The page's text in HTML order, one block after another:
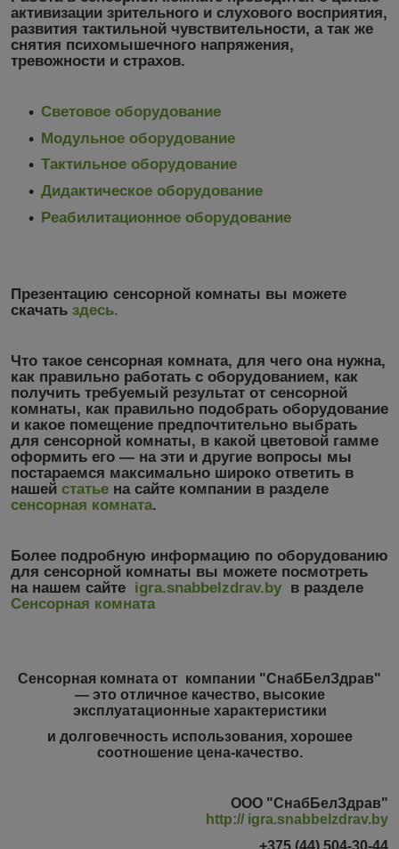
активизации зрительного и слухового восприятия,
развития тактильной чувствительности, а так же
снятия психомышечного напряжения,
тревожности и страхов.
Световое оборудование
Модульное оборудование
Тактильное оборудование
Дидактическое оборудование
Реабилитационное оборудование
Презентацию сенсорной комнаты вы можете
скачать здесь.
Что такое сенсорная комната, для чего она нужна,
как правильно работать с оборудованием, как
получить требуемый результат от сенсорной
комнаты, как правильно подобрать оборудование
и какое помещение предпочтительно выбрать
для сенсорной комнаты, в какой цветовой гамме
оформить его ― на эти и другие вопросы мы
постараемся максимально широко ответить в
нашей статье на сайте компании в разделе
сенсорная комната.
Более подробную информацию по оборудованию
для сенсорной комнаты вы можете посмотреть
на нашем сайте igra.snabbelzdrav.by в разделе
Сенсорная комната
Сенсорная комната от компании "СнабБелЗдрав"
― это отличное качество, высокие
эксплуатационные характеристики
и долговечность использования, хорошее
соотношение цена-качество.
ООО "СнабБелЗдрав"
http:// igra.snabbelzdrav.by
+375 (44) 504-30-44